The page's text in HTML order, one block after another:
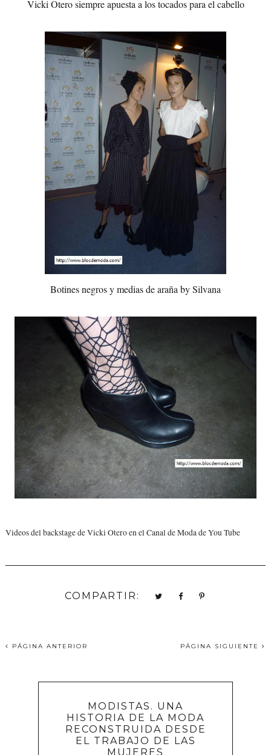
Vicki Otero siempre apuesta a los tocados para el cabello
Botines negros y medias de araña by Silvana
Videos del backstage de Vicki Otero en el Canal de Moda de You Tube
COMPARTIR:
PÁGINA ANTERIOR PÁGINA SIGUIENTE
MODISTAS. UNA
HISTORIA DE LA MODA
RECONSTRUIDA DESDE
EL TRABAJO DE LAS
MUJERES